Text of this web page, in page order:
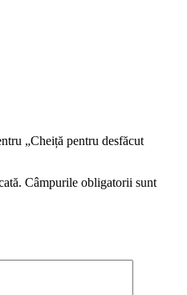
„Cheiță pentru desfăcut
Câmpurile obligatorii sunt